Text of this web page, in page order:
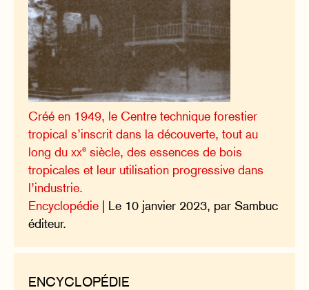
Créé en 1949, le Centre technique forestier
tropical s’inscrit dans la découverte, tout au
long duxxe siècle, des essences de bois
tropicales et leur utilisation progressive dans
l’industrie.
Encyclopédie | Le 10 janvier 2023, par Sambuc
éditeur.
ENCYCLOPÉDIE